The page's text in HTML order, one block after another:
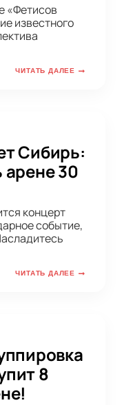
«Фетисов
известного
ЧИТАТЬ ДАЛЕЕ
Сибирь:
арене 30
концерт
событие,
ЧИТАТЬ ДАЛЕЕ
8